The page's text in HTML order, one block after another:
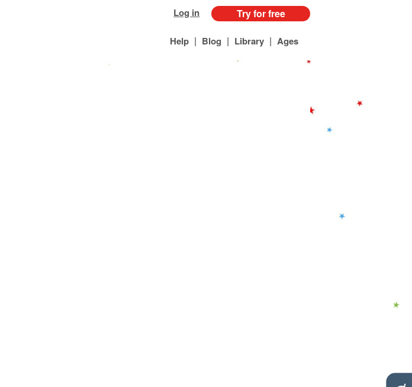
Log in Try for free
Help | Blog | Library | Ages